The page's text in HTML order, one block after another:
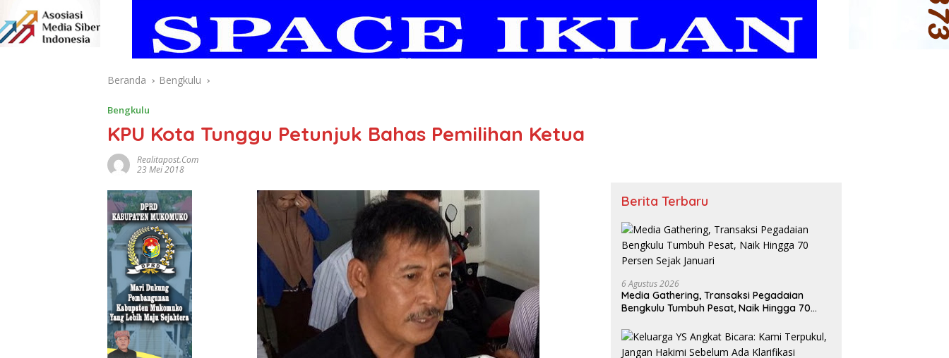
Beranda Bengkulu
Bengkulu
KPU Kota Tunggu Petunjuk Bahas Pemilihan Ketua
Realitapost.com
23 Mei 2018
Berita Terbaru
6 Agustus 2026
Media Gathering, Transaksi Pegadaian
Bengkulu Tumbuh Pesat, Naik Hingga 70